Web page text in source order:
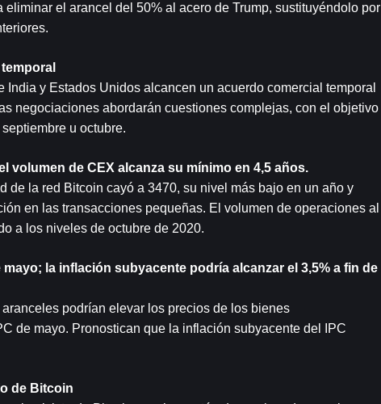
el arancel del 50% al acero de Trump, sustituyéndolo por
y Estados Unidos alcancen un acuerdo comercial temporal
negociaciones abordarán cuestiones complejas, con el objetivo
u octubre.
volumen de CEX alcanza su mínimo en 4,5 años.
de la red Bitcoin cayó a 3470, su nivel más bajo en un año y
en las transacciones pequeñas. El volumen de operaciones al
a los niveles de octubre de 2020.
la inflación subyacente podría alcanzar el 3,5% a fin de
podrían elevar los precios de los bienes
de mayo. Pronostican que la inflación subyacente del IPC
de Bitcoin